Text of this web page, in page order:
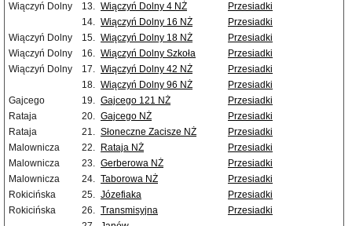
Wiączyń Dolny
13. Wiączyń Dolny 4 NŻ
Przesiadki
14. Wiączyń Dolny 16 NŻ
Przesiadki
Wiączyń Dolny
15. Wiączyń Dolny 18 NŻ
Przesiadki
Wiączyń Dolny
16. Wiączyń Dolny Szkoła
Przesiadki
Wiączyń Dolny
17. Wiączyń Dolny 42 NŻ
Przesiadki
18. Wiączyń Dolny 96 NŻ
Przesiadki
Gajcego
19. Gajcego 121 NŻ
Przesiadki
Rataja
20. Gajcego NŻ
Przesiadki
Rataja
21. Słoneczne Zacisze NŻ
Przesiadki
Malownicza
22. Rataja NŻ
Przesiadki
Malownicza
23. Gerberowa NŻ
Przesiadki
Malownicza
24. Taborowa NŻ
Przesiadki
Rokicińska
25. Józefiaka
Przesiadki
Rokicińska
26. Transmisyjna
Przesiadki